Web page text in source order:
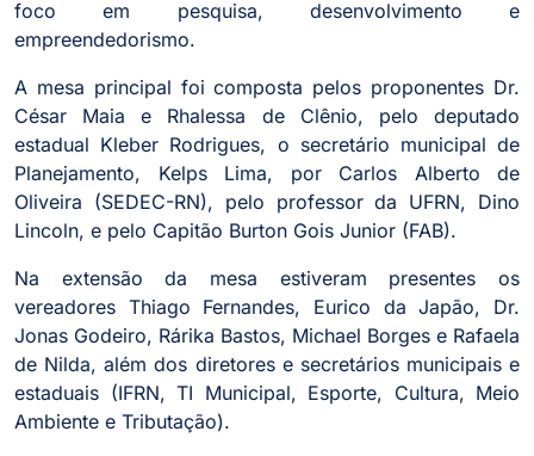
foco em pesquisa, desenvolvimento e
empreendedorismo.
A mesa principal foi composta pelos proponentes Dr.
César Maia e Rhalessa de Clênio, pelo deputado
estadual Kleber Rodrigues, o secretário municipal de
Planejamento, Kelps Lima, por Carlos Alberto de
Oliveira (SEDEC-RN), pelo professor da UFRN, Dino
Lincoln, e pelo Capitão Burton Gois Junior (FAB).
Na extensão da mesa estiveram presentes os
vereadores Thiago Fernandes, Eurico da Japão, Dr.
Jonas Godeiro, Rárika Bastos, Michael Borges e Rafaela
de Nilda, além dos diretores e secretários municipais e
estaduais (IFRN, TI Municipal, Esporte, Cultura, Meio
Ambiente e Tributação).